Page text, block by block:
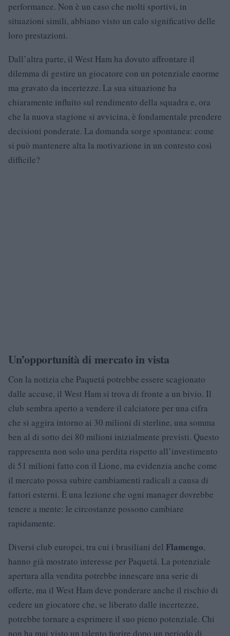
performance. Non è un caso che molti sportivi, in
situazioni simili, abbiano visto un calo significativo delle
loro prestazioni.
Dall’altra parte, il West Ham ha dovuto affrontare il
dilemma di gestire un giocatore con un potenziale enorme
ma gravato da incertezze. La sua situazione ha
chiaramente influito sul rendimento della squadra e, ora
che la nuova stagione si avvicina, è fondamentale prendere
decisioni ponderate. La domanda sorge spontanea: come
si può mantenere alta la motivazione in un contesto così
difficile?
Un’opportunità di mercato in vista
Con la notizia che Paquetá potrebbe essere scagionato
dalle accuse, il West Ham si trova di fronte a un bivio. Il
club sembra aperto a vendere il calciatore per una cifra
che si aggira intorno ai 30 milioni di sterline, una somma
ben al di sotto dei 80 milioni inizialmente previsti. Questo
rappresenta non solo una perdita rispetto all’investimento
di 51 milioni fatto con il Lione, ma evidenzia anche come
il mercato possa subire cambiamenti radicali a causa di
fattori esterni. È una lezione che ogni manager dovrebbe
tenere a mente: le circostanze possono cambiare
rapidamente.
Diversi club europei, tra cui i brasiliani del Flamengo,
hanno già mostrato interesse per Paquetá. La potenziale
apertura alla vendita potrebbe innescare una serie di
offerte, ma il West Ham deve ponderare anche il rischio di
cedere un giocatore che, se liberato dalle incertezze,
potrebbe tornare a esprimere il suo pieno potenziale. Chi
non ha mai visto un talento fiorire dopo un periodo di